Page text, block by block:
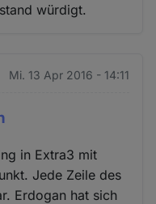
würdigt.
Mi. 13 Apr 2016 - 14:11
in Extra3 mit
Jede Zeile des
Erdogan hat sich